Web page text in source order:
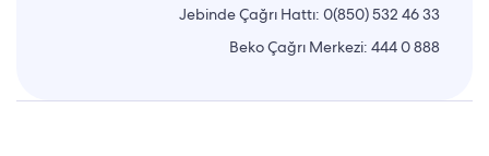
Jebinde Çağrı Hattı: 0(850) 532 46 33
Beko Çağrı Merkezi: 444 0 888